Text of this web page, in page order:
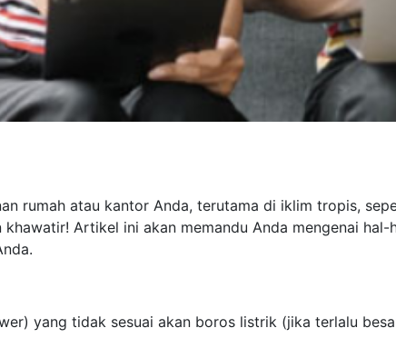
rumah atau kantor Anda, terutama di iklim tropis,
Artikel ini akan memandu Anda mengenai
yang tidak sesuai akan boros listrik (jika terlalu